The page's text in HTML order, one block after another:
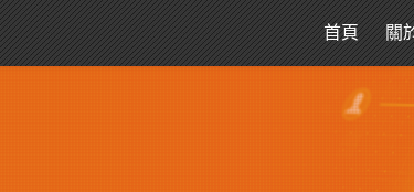
首頁 關